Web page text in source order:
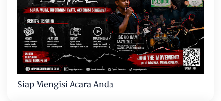
Siap Mengisi Acara Anda